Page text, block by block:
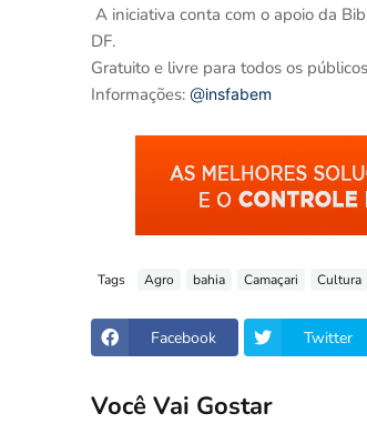
A iniciativa conta com o apoio da
DF.
Gratuito e livre para todos os
Informações: @insfabem
Tags Agro bahia Camaçari Cultura
Facebook Twitter
Você Vai Gostar